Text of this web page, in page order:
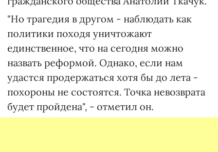
"Но трагедия в другом - наблюдать как
политики походя уничтожают
единственное, что на сегодня можно
назвать реформой. Однако, если нам
удастся продержаться хотя бы до лета -
похороны не состоятся. Точка невозврата
будет пройдена", - отметил он.